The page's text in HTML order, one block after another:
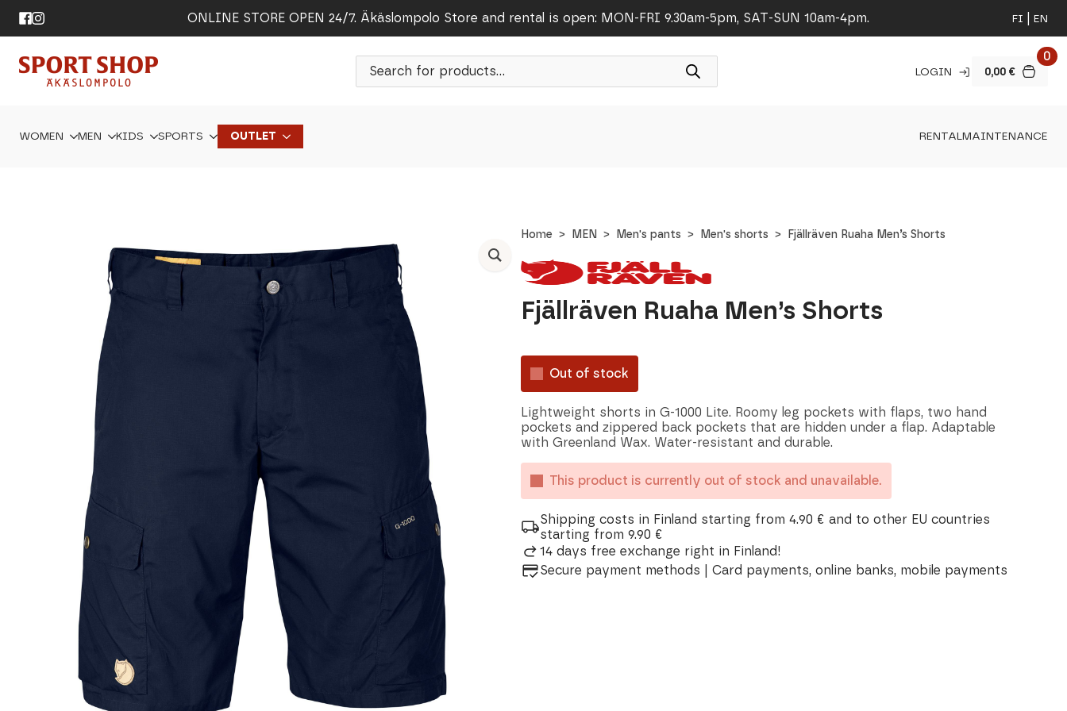
ONLINE STORE OPEN 24/7. Äkäslompolo Store and rental is open: MON-FRI 9.30am-5pm, SAT-SUN 10am-4pm. FI EN
Products
search
LOGIN 0,00 €
0
WOMEN MEN KIDS SPORTS OUTLET RENTALMAINTENANCE
Home MEN Men's pants Men's shorts Fjällräven Ruaha Men’s Shorts
Fjällräven Ruaha Men’s Shorts
Out of stock
Lightweight shorts in G-1000 Lite. Roomy leg pockets with flaps, two hand
pockets and zippered back pockets that are hidden under a flap. Adaptable
with Greenland Wax. Water-resistant and durable.
This product is currently out of stock and unavailable.
Shipping costs in Finland starting from 4.90 € and to other EU countries
starting from 9.90 €
14 days free exchange right in Finland!
Secure payment methods | Card payments, online banks, mobile payments